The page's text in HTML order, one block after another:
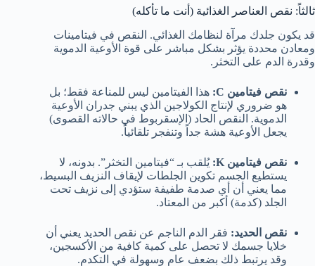
ثالثاً: نقص العناصر الغذائية (أنت ما تأكله)
قد يكون جلدك مرآة لنظامك الغذائي. النقص في فيتامينات
ومعادن محددة يؤثر بشكل مباشر على قوة الأوعية الدموية
وقدرة الدم على التخثر.
نقص فيتامين C:
هذا الفيتامين ليس للمناعة فقط؛ بل
هو ضروري لإنتاج الكولاجين الذي يبني جدران الأوعية
الدموية. النقص الحاد (الإسقربوط في حالاته القصوى)
يجعل الأوعية هشة جداً وتنفجر تلقائياً.
نقص فيتامين K:
يُلقب بـ “فيتامين التخثر”. بدونه، لا
يستطيع الجسم تكوين الجلطات لإيقاف النزيف البسيط،
مما يعني أن أي صدمة طفيفة ستؤدي إلى نزيف تحت
الجلد (كدمة) أكبر من المعتاد.
نقص الحديد: فقر الدم الناجم عن نقص الحديد يعني أن
خلايا جسمك لا تحصل على كمية كافية من الأكسجين،
وقد يرتبط ذلك بضعف عام وسهولة في التكدم.